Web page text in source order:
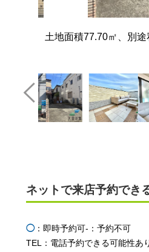
土地面積77.70㎡、別途
ネットで来店予約でき
◯：即時予約可-：予約不可
TEL：電話予約できる可能性あ